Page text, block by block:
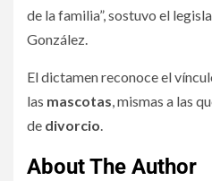
de la familia”, sostuvo el
González.
El dictamen reconoce el
las mascotas, mismas a las
de divorcio.
About The Author